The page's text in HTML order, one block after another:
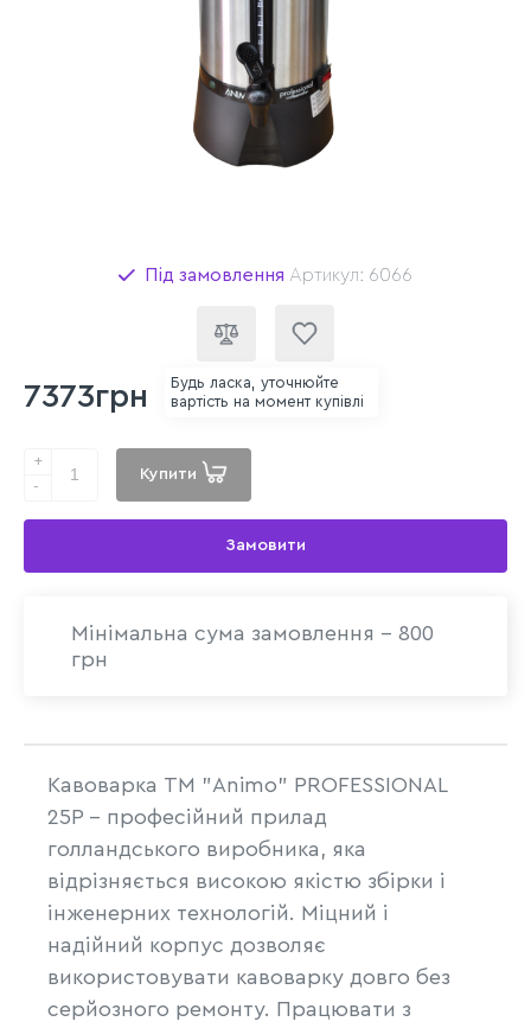
Під замовлення Артикул: 6066
7373грн
Будь ласка, уточнюйте
вартість на момент купівлі
+
-
Купити
Замовити
Мінімальна сума замовлення - 800
грн
Кавоварка ТМ "Animo" PROFESSIONAL
25P - професійний прилад
голландського виробника, яка
відрізняється високою якістю збірки і
інженерних технологій. Міцний і
надійний корпус дозволяє
використовувати кавоварку довго без
серйозного ремонту. Працювати з